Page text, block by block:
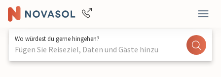
Wo würdest du gerne hingehen?
Fügen Sie Reiseziel, Daten und Gäste hinzu
1 / 36